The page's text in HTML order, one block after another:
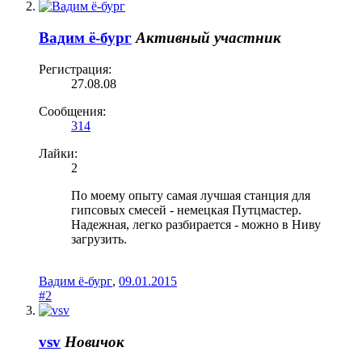
Вадим ё-бург Активный участник
Регистрация:
27.08.08
Сообщения:
314
Лайки:
2
По моему опыту самая лучшая станция для
гипсовых смесей - немецкая Путцмастер.
Надежная, легко разбирается - можно в Ниву
загрузить.
Вадим ё-бург, 09.01.2015
#2
vsv Новичок